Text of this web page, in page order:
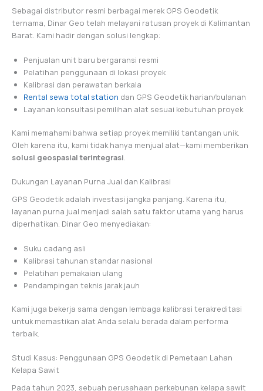
Sebagai distributor resmi berbagai merek GPS Geodetik
ternama, Dinar Geo telah melayani ratusan proyek di Kalimantan
Barat. Kami hadir dengan solusi lengkap:
Penjualan unit baru bergaransi resmi
Pelatihan penggunaan di lokasi proyek
Kalibrasi dan perawatan berkala
Rental sewa total station dan GPS Geodetik harian/bulanan
Layanan konsultasi pemilihan alat sesuai kebutuhan proyek
Kami memahami bahwa setiap proyek memiliki tantangan unik.
Oleh karena itu, kami tidak hanya menjual alat—kami memberikan
solusi geospasial terintegrasi.
Dukungan Layanan Purna Jual dan Kalibrasi
GPS Geodetik adalah investasi jangka panjang. Karena itu,
layanan purna jual menjadi salah satu faktor utama yang harus
diperhatikan. Dinar Geo menyediakan:
Suku cadang asli
Kalibrasi tahunan standar nasional
Pelatihan pemakaian ulang
Pendampingan teknis jarak jauh
Kami juga bekerja sama dengan lembaga kalibrasi terakreditasi
untuk memastikan alat Anda selalu berada dalam performa
terbaik.
Studi Kasus: Penggunaan GPS Geodetik di Pemetaan Lahan
Kelapa Sawit
Pada tahun 2023, sebuah perusahaan perkebunan kelapa sawit